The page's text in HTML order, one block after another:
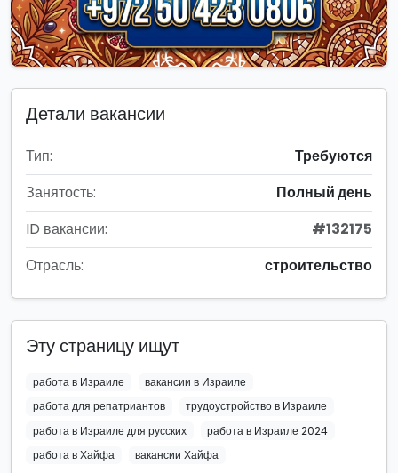
Детали вакансии
Тип:
Требуются
Занятость:
Полный день
ID вакансии:
#132175
Отрасль:
строительство
Эту страницу ищут
работа в Израиле
вакансии в Израиле
работа для репатриантов
трудоустройство в Израиле
работа в Израиле для русских
работа в Израиле 2024
работа в Хайфа
вакансии Хайфа